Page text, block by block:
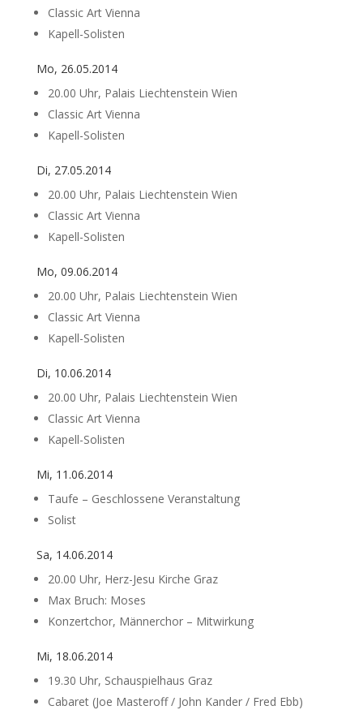
Classic Art Vienna
Kapell-Solisten
Mo, 26.05.2014
20.00 Uhr, Palais Liechtenstein Wien
Classic Art Vienna
Kapell-Solisten
Di, 27.05.2014
20.00 Uhr, Palais Liechtenstein Wien
Classic Art Vienna
Kapell-Solisten
Mo, 09.06.2014
20.00 Uhr, Palais Liechtenstein Wien
Classic Art Vienna
Kapell-Solisten
Di, 10.06.2014
20.00 Uhr, Palais Liechtenstein Wien
Classic Art Vienna
Kapell-Solisten
Mi, 11.06.2014
Taufe – Geschlossene Veranstaltung
Solist
Sa, 14.06.2014
20.00 Uhr, Herz-Jesu Kirche Graz
Max Bruch: Moses
Konzertchor, Männerchor – Mitwirkung
Mi, 18.06.2014
19.30 Uhr, Schauspielhaus Graz
Cabaret (Joe Masteroff / John Kander / Fred Ebb)